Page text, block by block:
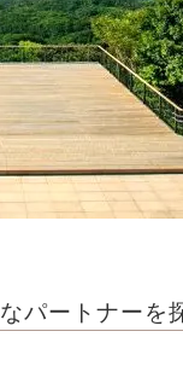
パートナーを